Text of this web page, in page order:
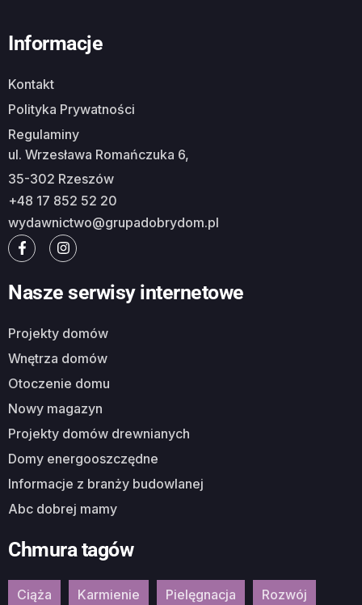
Informacje
Kontakt
Polityka Prywatności
Regulaminy
ul. Wrzesława Romańczuka 6,
35-302 Rzeszów
+48 17 852 52 20
wydawnictwo@grupadobrydom.pl
Nasze serwisy internetowe
Projekty domów
Wnętrza domów
Otoczenie domu
Nowy magazyn
Projekty domów drewnianych
Domy energooszczędne
Informacje z branży budowlanej
Abc dobrej mamy
Chmura tagów
Ciąża Karmienie Pielęgnacja Rozwój